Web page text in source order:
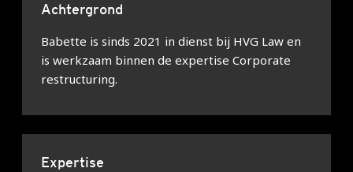
Achtergrond
Babette is sinds 2021 in dienst bij HVG Law en
is werkzaam binnen de expertise Corporate
restructuring.
Expertise